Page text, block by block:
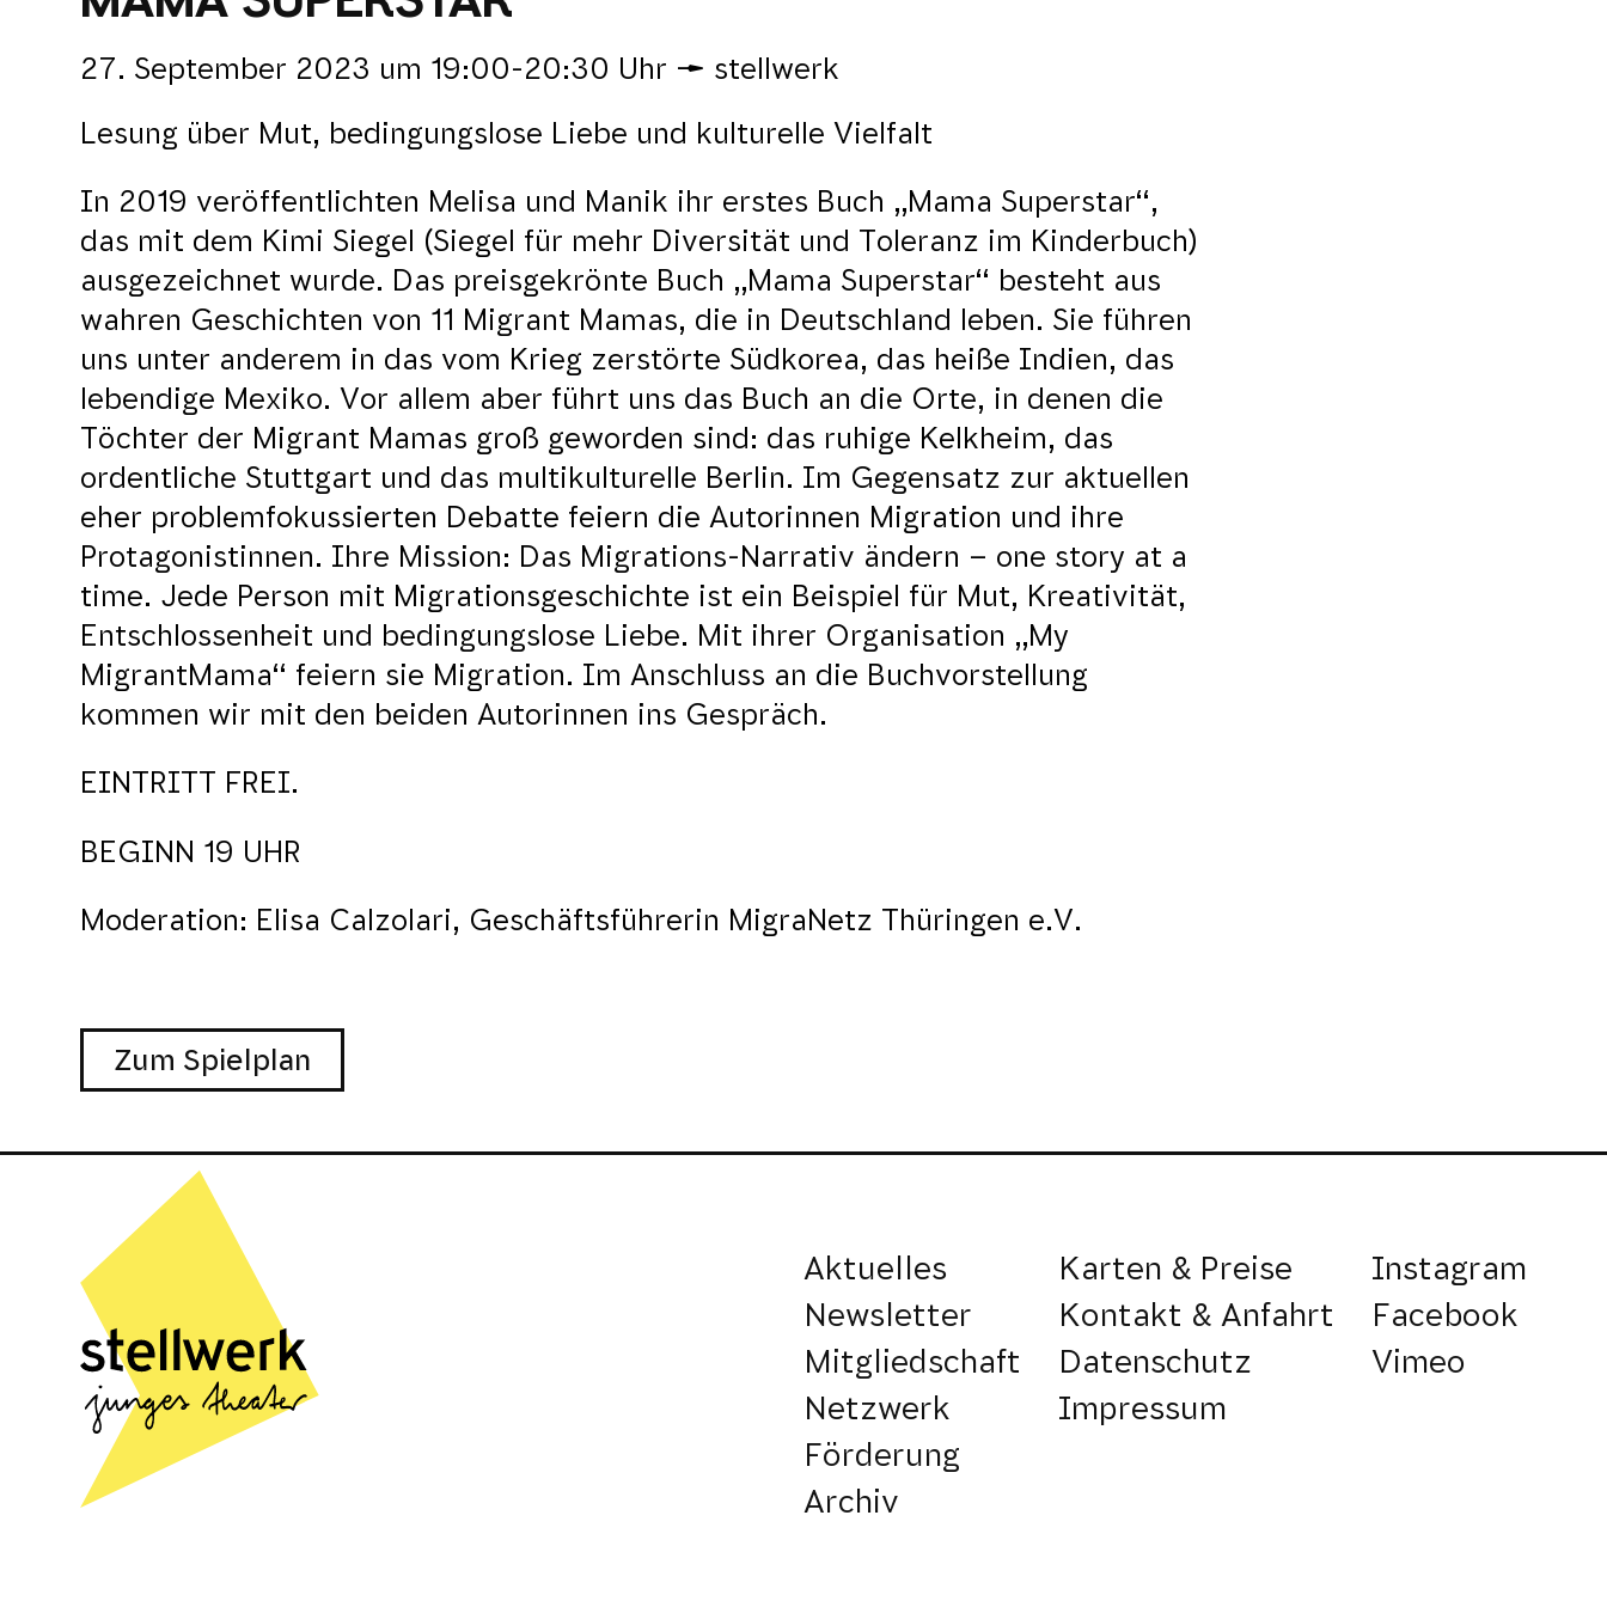
27. September 2023 um 19:00-20:30 Uhr stellwerk
Lesung über Mut, bedingungslose Liebe und kulturelle Vielfalt
In 2019 veröffentlichten Melisa und Manik ihr erstes Buch „Mama Superstar“,
das mit dem Kimi Siegel (Siegel für mehr Diversität und Toleranz im Kinderbuch)
ausgezeichnet wurde. Das preisgekrönte Buch „Mama Superstar“ besteht aus
wahren Geschichten von 11 Migrant Mamas, die in Deutschland leben. Sie führen
uns unter anderem in das vom Krieg zerstörte Südkorea, das heiße Indien, das
lebendige Mexiko. Vor allem aber führt uns das Buch an die Orte, in denen die
Töchter der Migrant Mamas groß geworden sind: das ruhige Kelkheim, das
ordentliche Stuttgart und das multikulturelle Berlin. Im Gegensatz zur aktuellen
eher problemfokussierten Debatte feiern die Autorinnen Migration und ihre
Protagonistinnen. Ihre Mission: Das Migrations-Narrativ ändern – one story at a
time. Jede Person mit Migrationsgeschichte ist ein Beispiel für Mut, Kreativität,
Entschlossenheit und bedingungslose Liebe. Mit ihrer Organisation „My
MigrantMama“ feiern sie Migration. Im Anschluss an die Buchvorstellung
kommen wir mit den beiden Autorinnen ins Gespräch.
EINTRITT FREI.
BEGINN 19 UHR
Moderation: Elisa Calzolari, Geschäftsführerin MigraNetz Thüringen e.V.
Zum Spielplan
Aktuelles
Newsletter
Mitgliedschaft
Netzwerk
Förderung
Archiv
Karten & Preise
Kontakt & Anfahrt
Datenschutz
Impressum
Instagram
Facebook
Vimeo